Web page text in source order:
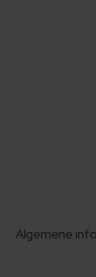
Algemene